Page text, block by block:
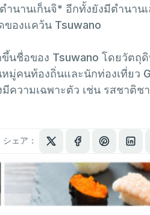
นานเก็นจิ* อีกทั้งยังมีตำนา
ของแคว้น Tsuwano
นชื่อของ Tsuwano โดยวัตถุ
มู่คนท้องถิ่นและนักท่องเที่ยว
ความเฉพาะตัว เช่น รสชาติ
シェア：